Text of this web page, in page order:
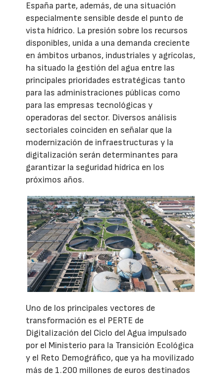
España parte, además, de una situación
especialmente sensible desde el punto de
vista hídrico. La presión sobre los recursos
disponibles, unida a una demanda creciente
en ámbitos urbanos, industriales y agrícolas,
ha situado la gestión del agua entre las
principales prioridades estratégicas tanto
para las administraciones públicas como
para las empresas tecnológicas y
operadoras del sector. Diversos análisis
sectoriales coinciden en señalar que la
modernización de infraestructuras y la
digitalización serán determinantes para
garantizar la seguridad hídrica en los
próximos años.
Uno de los principales vectores de
transformación es el PERTE de
Digitalización del Ciclo del Agua impulsado
por el Ministerio para la Transición Ecológica
y el Reto Demográfico, que ya ha movilizado
más de 1.200 millones de euros destinados